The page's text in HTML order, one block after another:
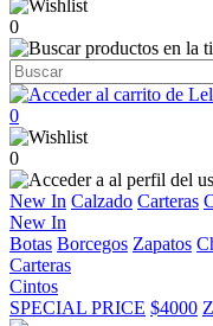
0
0
0
New In Calzado Carteras
New In
Botas Borcegos Zapatos
Carteras
Cintos
SPECIAL PRICE $4000